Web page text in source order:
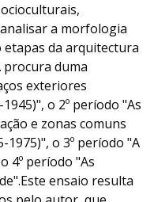
a morfologia
da arquitectura
procura duma
exteriores
o 2º período "As
e zonas comuns
1975)", o 3º período "A
4º período "As
ensaio resulta